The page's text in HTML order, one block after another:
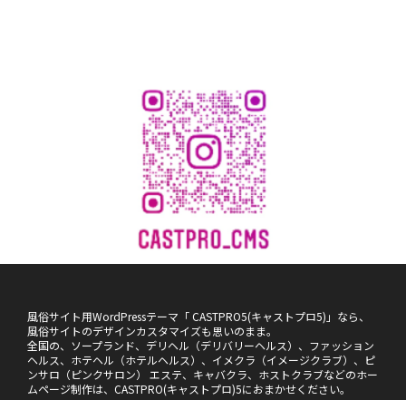
風俗サイト用WordPressテーマ「 CASTPRO5(キャストプロ5)」なら、
風俗サイトのデザインカスタマイズも思いのまま。
全国の、ソープランド、デリヘル（デリバリーヘルス）、ファッション
ヘルス、ホテヘル（ホテルヘルス）、イメクラ（イメージクラブ）、ピ
ンサロ（ピンクサロン） エステ、キャバクラ、ホストクラブなどのホー
ムページ制作は、CASTPRO(キャストプロ)5におまかせください。